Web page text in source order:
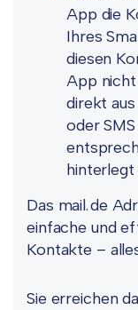
App die
Ihres
diesen
App nicht
direkt
oder
hinterlegt
Das mail.de
einfache und
Kontakte –
Sie erreichen